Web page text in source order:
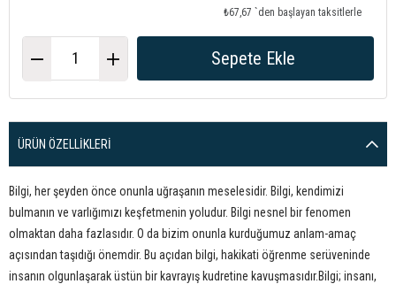
₺67,67 `den başlayan taksitlerle
ÜRÜN ÖZELLIKLERI
Bilgi, her şeyden önce onunla uğraşanın meselesidir. Bilgi, kendimizi
bulmanın ve varlığımızı keşfetmenin yoludur. Bilgi nesnel bir fenomen
olmaktan daha fazlasıdır. O da bizim onunla kurduğumuz anlam-amaç
açısından taşıdığı önemdir. Bu açıdan bilgi, hakikati öğrenme serüveninde
insanın olgunlaşarak üstün bir kavrayış kudretine kavuşmasıdır.Bilgi; insanı,